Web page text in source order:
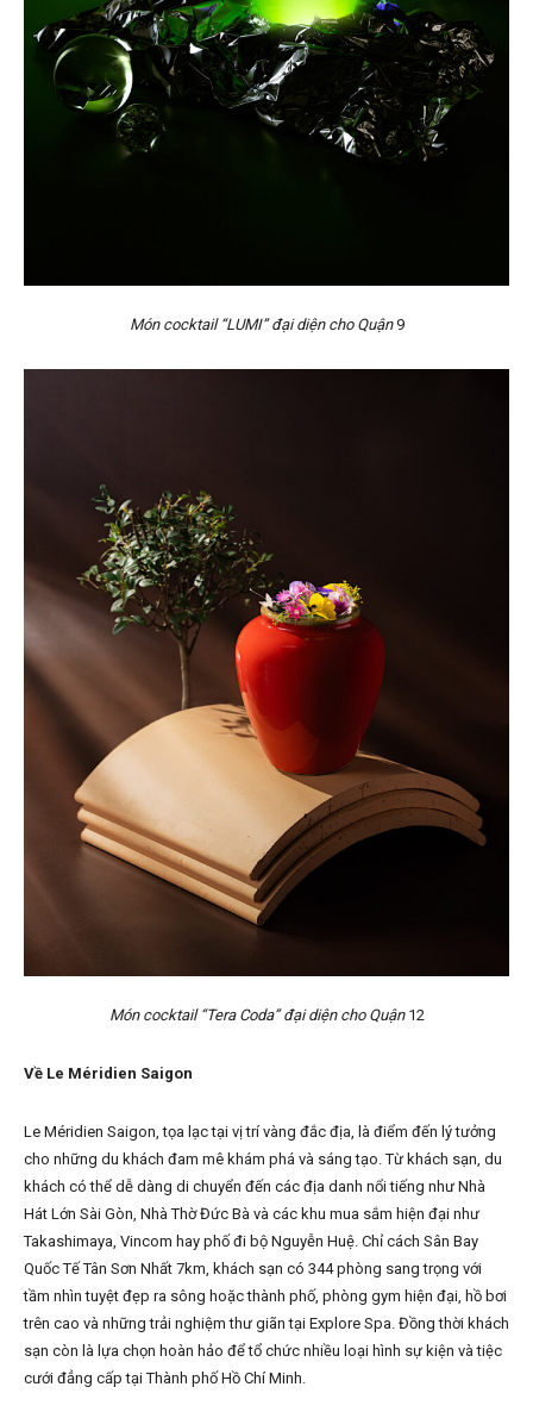
Món cocktail “LUMI” đại diện cho Quận9
Món cocktail “Tera Coda” đại diện cho Quận 12
Về Le Méridien Saigon
Le Méridien Saigon, tọa lạc tại vị trí vàng đắc địa, là điểm đến lý tưởng
cho những du khách đam mê khám phá và sáng tạo. Từ khách sạn, du
khách có thể dễ dàng di chuyển đến các địa danh nổi tiếng như Nhà
Hát Lớn Sài Gòn, Nhà Thờ Đức Bà và các khu mua sắm hiện đại như
Takashimaya, Vincom hay phố đi bộ Nguyễn Huệ. Chỉ cách Sân Bay
Quốc Tế Tân Sơn Nhất 7km, khách sạn có 344 phòng sang trọng với
tầm nhìn tuyệt đẹp ra sông hoặc thành phố, phòng gym hiện đại, hồ bơi
trên cao và những trải nghiệm thư giãn tại Explore Spa. Đồng thời khách
sạn còn là lựa chọn hoàn hảo để tổ chức nhiều loại hình sự kiện và tiệc
cưới đẳng cấp tại Thành phố Hồ Chí Minh.